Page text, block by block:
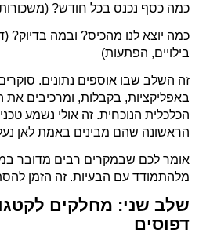
כמה כסף נכנס בכל חודש?
כמה יוצא לנו מהכיס? ובמה בדיוק?
בילויים, הפתעות)
זה השלב שבו אוספים נתונים.
באפליקציות, בקבלות, ומרכיבים
הכלכלית הנוכחית. זה אולי נשמע
הראשונה שהם מבינים באמת לאן
אומר לכם שבמקרים רבים מדובר
מלהתמודד עם הבעיות. זה הזמן
שלב שני: מחלקים
דפוסים